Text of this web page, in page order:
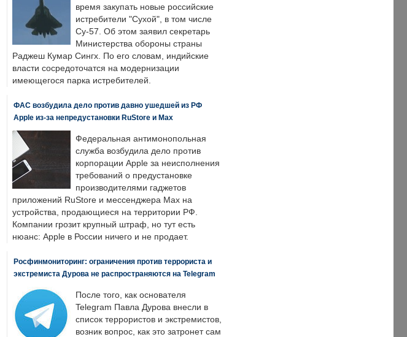
время закупать новые российские
истребители "Сухой", в том числе
Су-57. Об этом заявил секретарь
Министерства обороны страны
Раджеш Кумар Сингх. По его словам, индийские
власти сосредоточатся на модернизации
имеющегося парка истребителей.
ФАС возбудила дело против давно ушедшей из РФ
Apple из-за непредустановки RuStore и Max
Федеральная антимонопольная
служба возбудила дело против
корпорации Apple за неисполнения
требований о предустановке
производителями гаджетов
приложений RuStore и мессенджера Max на
устройства, продающиеся на территории РФ.
Компании грозит крупный штраф, но тут есть
нюанс: Apple в России ничего и не продает.
Росфинмониторинг: ограничения против террориста и
экстремиста Дурова не распространяются на Telegram
После того, как основателя
Telegram Павла Дурова внесли в
список террористов и экстремистов,
возник вопрос, как это затронет сам